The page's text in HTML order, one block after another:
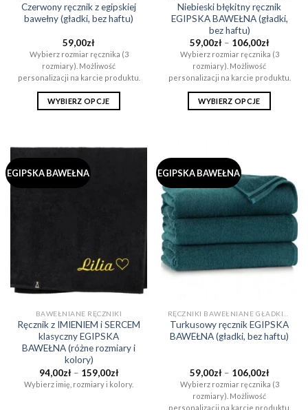
Czerwony ręcznik z egipskiej
bawełny (gładki, bez haftu)
59,00zł
Wybierz rozmiar ręcznika (3
rozmiary). Możliwość
personalizacji na karcie produktu.
WYBIERZ OPCJE
ma
wiele
wariantów.
Opcje
produktu
Niebieski błękitny ręcznik
EGIPSKA BAWEŁNA (gładki,
bez haftu)
59,00zł – 106,00złZakres
cen:
od
do
Wybierz rozmiar ręcznika (3
rozmiary). Możliwość
personalizacji na karcie produktu.
WYBIERZ OPCJE
wiele
wariantów.
Opcje
można
wybrać
stronie
produktu
EGIPSKA BAWEŁNA
BAWEŁNIANE RĘCZNIKI
Ręcznik z IMIENIEM i SERCEM
klasyczny EGIPSKA
BAWEŁNA (różne rozmiary i
kolory)
94,00zł – 159,00złZakres
cen:
od
Wybierz imię, rozmiary i kolory.
EGIPSKA BAWEŁNA
Turkusowy ręcznik EGIPSKA
BAWEŁNA (gładki, bez haftu)
59,00zł – 106,00złZakres
cen:
od
do
Wybierz rozmiar ręcznika (3
rozmiary). Możliwość
personalizacji na karcie produktu.